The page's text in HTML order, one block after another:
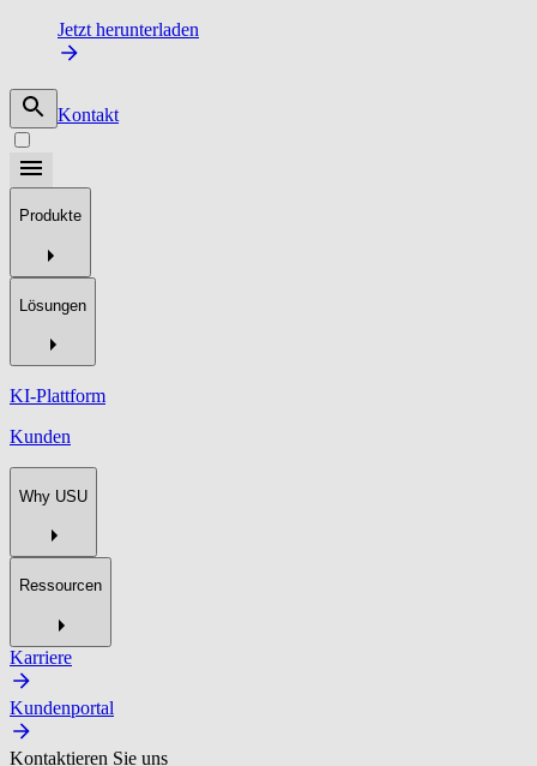
Jetzt herunterladen
Kontakt
Produkte
Lösungen
KI-Plattform
Kunden
Why USU
Ressourcen
Karriere
Kundenportal
Kontaktieren Sie uns